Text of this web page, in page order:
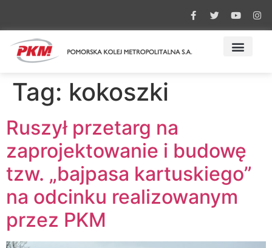
Tag: kokoszki
Ruszył przetarg na
zaprojektowanie i budowę
tzw. „bajpasa kartuskiego”
na odcinku realizowanym
przez PKM